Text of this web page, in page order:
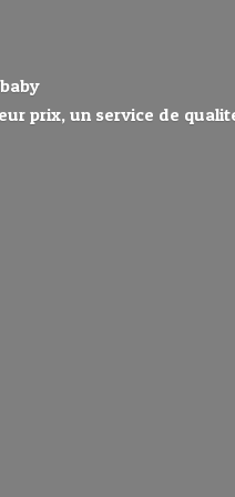
prix, un service de